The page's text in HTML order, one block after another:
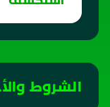
الشروط